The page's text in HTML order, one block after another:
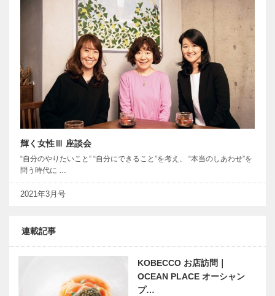
輝く女性Ⅲ 座談会
“自分のやりたいこと” “自分にできること”を考え、 “本当のしあわせ”を
問う時代に …
2021年3月号
連載記事
KOBECCO お店訪問｜
OCEAN PLACE オーシャン
プ…